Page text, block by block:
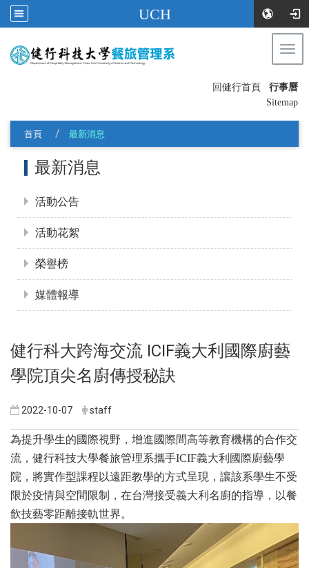
UCH
回健行首頁
行事曆
Sitemap
首頁 最新消息
最新消息
活動公告
活動花絮
榮譽榜
媒體報導
健行科大跨海交流 ICIF義大利國際廚藝
學院頂尖名廚傳授秘訣
2022-10-07 staff
為提升學生的國際視野，增進國際間高等教育機構的合作交
流，健行科技大學餐旅管理系攜手ICIF義大利國際廚藝學
院，將實作型課程以遠距教學的方式呈現，讓該系學生不受
限於疫情與空間限制，在台灣接受義大利名廚的指導，以餐
飲技藝零距離接軌世界。